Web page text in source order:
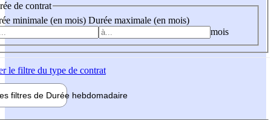
de contrat
minimale (en mois) Durée maximale (en mois)
mois
le filtre du type de contrat
filtres de Durée hebdomadaire